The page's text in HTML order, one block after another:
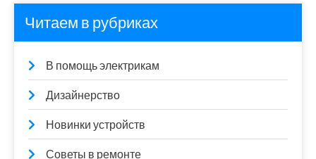
Читаем в рубриках
В помощь электрикам
Дизайнерство
Новинки устройств
Советы в ремонте